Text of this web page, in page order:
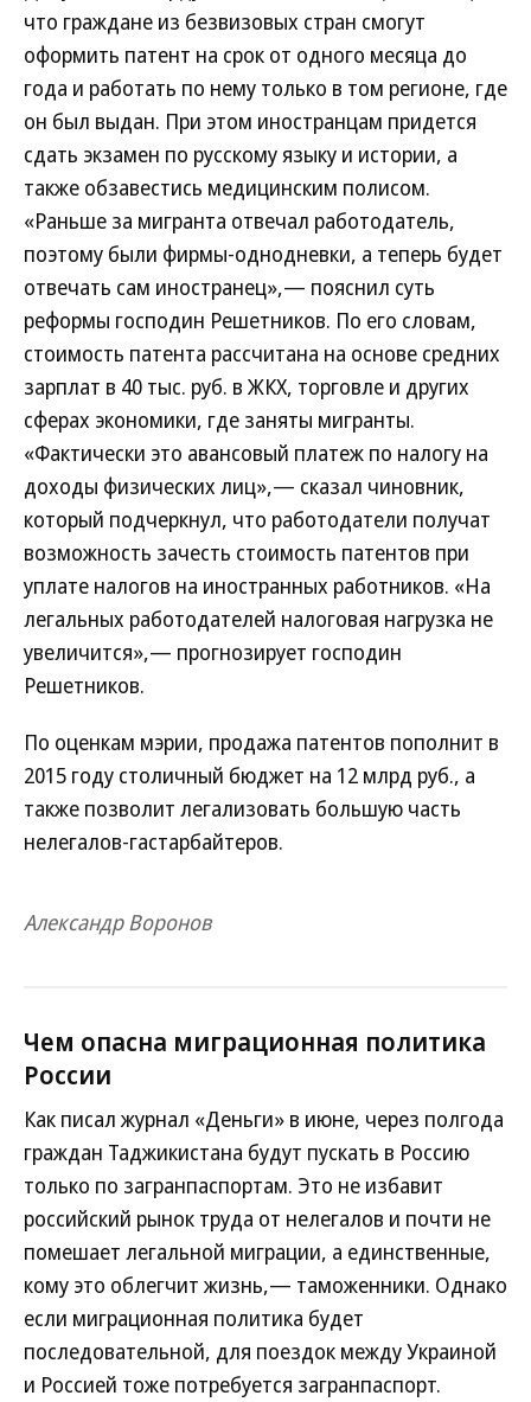
что граждане из безвизовых стран смогут
оформить патент на срок от одного месяца до
года и работать по нему только в том регионе, где
он был выдан. При этом иностранцам придется
сдать экзамен по русскому языку и истории, а
также обзавестись медицинским полисом.
«Раньше за мигранта отвечал работодатель,
поэтому были фирмы-однодневки, а теперь будет
отвечать сам иностранец»,— пояснил суть
реформы господин Решетников. По его словам,
стоимость патента рассчитана на основе средних
зарплат в 40 тыс. руб. в ЖКХ, торговле и других
сферах экономики, где заняты мигранты.
«Фактически это авансовый платеж по налогу на
доходы физических лиц»,— сказал чиновник,
который подчеркнул, что работодатели получат
возможность зачесть стоимость патентов при
уплате налогов на иностранных работников. «На
легальных работодателей налоговая нагрузка не
увеличится»,— прогнозирует господин
Решетников.
По оценкам мэрии, продажа патентов пополнит в
2015 году столичный бюджет на 12 млрд руб., а
также позволит легализовать большую часть
нелегалов-гастарбайтеров.
Александр Воронов
Чем опасна миграционная политика
России
Как писал журнал «Деньги» в июне, через полгода
граждан Таджикистана будут пускать в Россию
только по загранпаспортам. Это не избавит
российский рынок труда от нелегалов и почти не
помешает легальной миграции, а единственные,
кому это облегчит жизнь,— таможенники. Однако
если миграционная политика будет
последовательной, для поездок между Украиной
и Россией тоже потребуется загранпаспорт.